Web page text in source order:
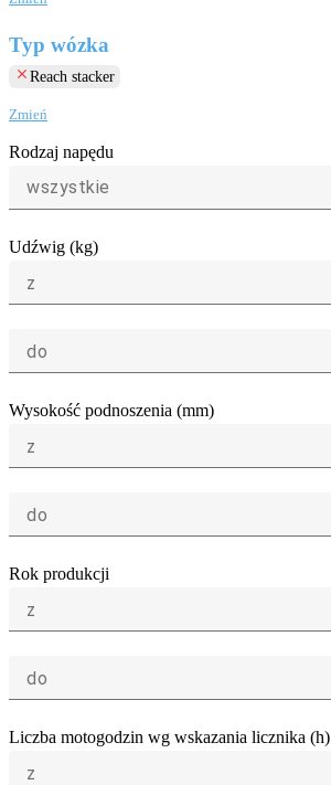
Typ wózka
clear Reach stacker
Zmień
Rodzaj napędu
wszystkie
Udźwig (kg)
z
do
Wysokość podnoszenia (mm)
z
do
Rok produkcji
z
do
Liczba motogodzin wg wskazania licznika (h)
z